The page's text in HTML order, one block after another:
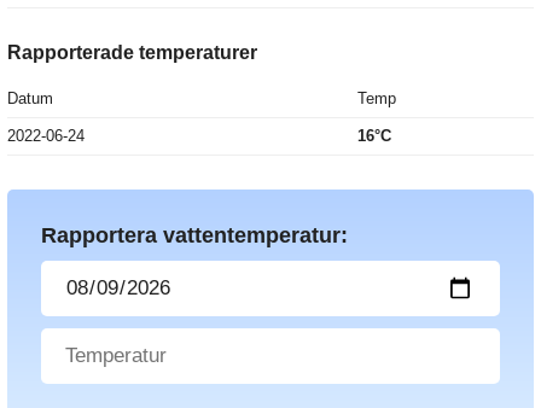
Rapporterade temperaturer
Datum Temp
2022-06-24 16°C
Rapportera vattentemperatur: